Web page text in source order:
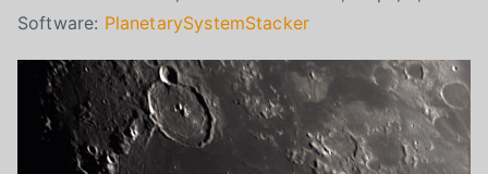
Software: PlanetarySystemStacker